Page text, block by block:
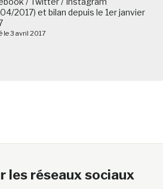
2017) et bilan depuis le 1er janvier
le 3 avril 2017
les réseaux sociaux